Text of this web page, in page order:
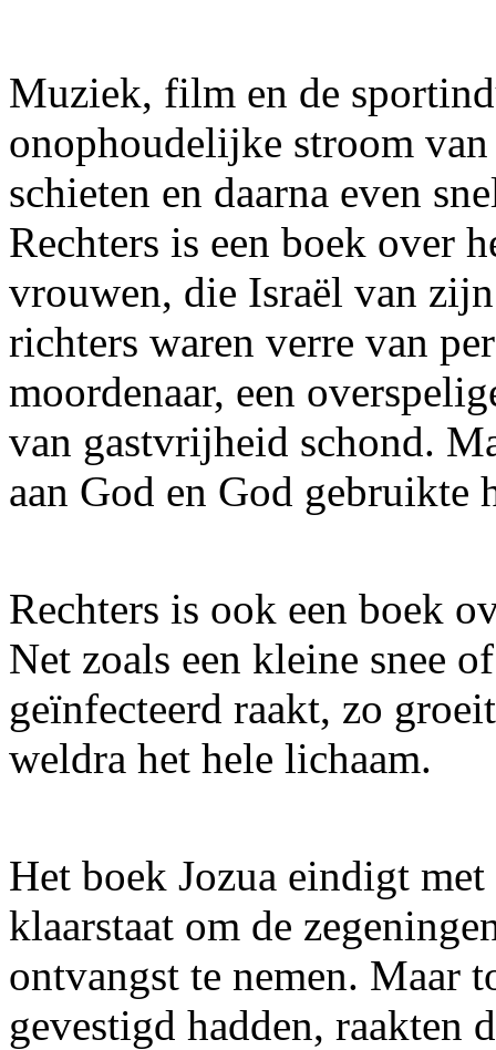
Muziek, film en de
onophoudelijke stroom van
schieten en daarna even
Rechters is een boek over
vrouwen, die Israël van
richters waren verre van
moordenaar, een
van gastvrijheid schond.
aan God en God gebruikte
Rechters is ook een boek
Net zoals een kleine snee
geïnfecteerd raakt, zo
weldra het hele lichaam.
Het boek Jozua eindigt
klaarstaat om de
ontvangst te nemen. Maar
gevestigd hadden, raakten